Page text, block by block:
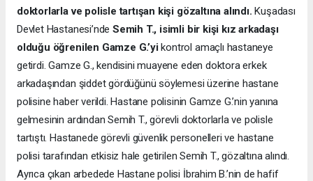
doktorlarla ve polisle tartışan kişi gözaltına alındı. Kuşadası
Devlet Hastanesi’nde Semih T., isimli bir kişi kız arkadaşı
olduğu öğrenilen Gamze G.’yikontrol amaçlı hastaneye
getirdi. Gamze G., kendisini muayene eden doktora erkek
arkadaşından şiddet gördüğünü söylemesi üzerine hastane
polisine haber verildi. Hastane polisinin Gamze G.’nin yanına
gelmesinin ardından Semih T., görevli doktorlarla ve polisle
tartıştı. Hastanede görevli güvenlik personelleri ve hastane
polisi tarafından etkisiz hale getirilen Semih T., gözaltına alındı.
Ayrıca çıkan arbedede Hastane polisi İbrahim B.’nin de hafif